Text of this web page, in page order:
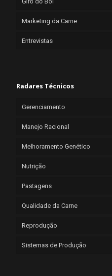
Marketing da Carne
Entrevistas
Radares Técnicos
Gerenciamento
Manejo Racional
Melhoramento Genético
Nutrição
Pastagens
Qualidade da Carne
Reprodução
Sistemas de Produção